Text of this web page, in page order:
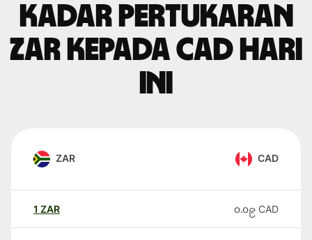
Kadar pertukaran
ZAR kepada CAD hari
ini
ZAR CAD
1 ZAR ၀.၀၉ CAD